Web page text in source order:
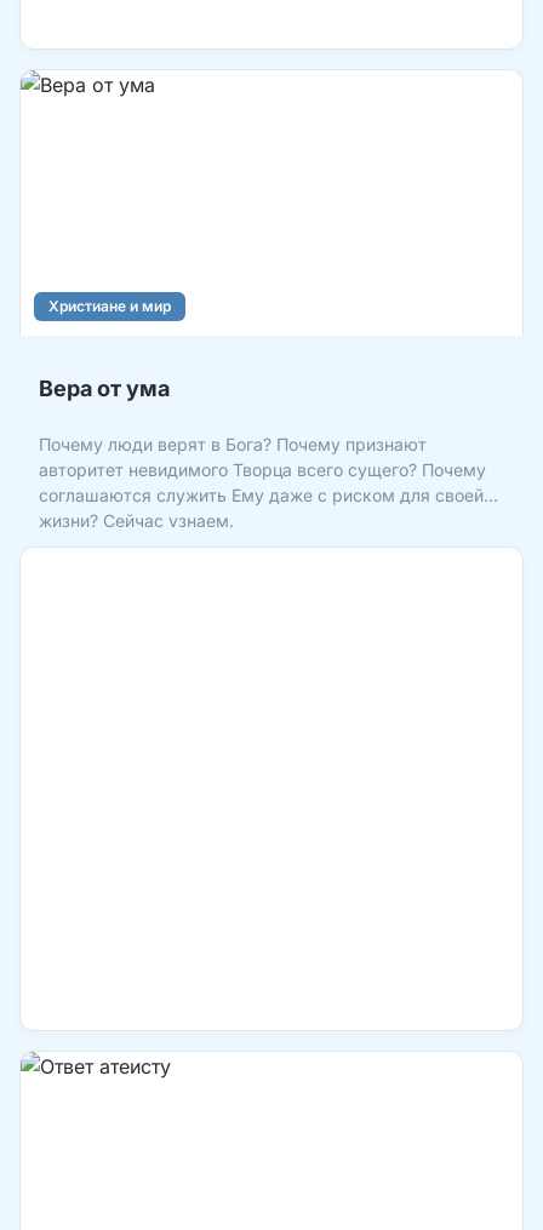
Христиане и мир
Вера от ума
Почему люди верят в Бога? Почему признают
авторитет невидимого Творца всего сущего? Почему
соглашаются служить Ему даже с риском для своей
жизни? Сейчас узнаем.